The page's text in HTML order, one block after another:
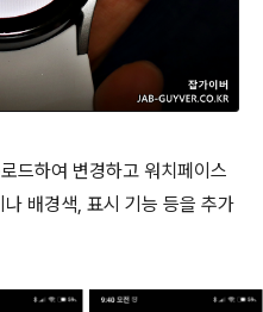
드하여 변경하고 워치페이스
배경색, 표시 기능 등을 추가